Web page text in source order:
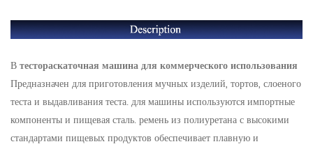
Втестораскаточная машина для коммерческого использования
Предназначен для приготовления мучных изделий, тортов, слоеного
теста и выдавливания теста. для машины используются импортные
компоненты и пищевая сталь. ремень из полиуретана с высокими
стандартами пищевых продуктов обеспечивает плавную и